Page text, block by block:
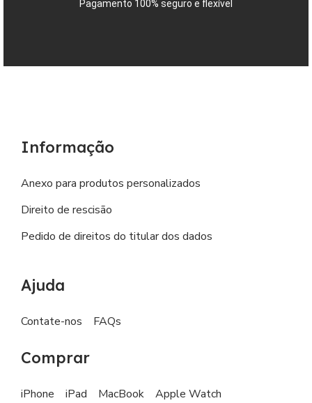
Pagamento 100% seguro e flexível
Informação
Anexo para produtos personalizados
Direito de rescisão
Pedido de direitos do titular dos dados
Ajuda
Contate-nos FAQs
Comprar
iPhone iPad MacBook
Apple Watch